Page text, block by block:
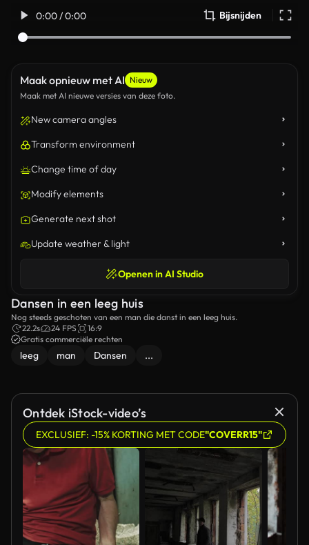
0:00 / 0:00 Bijsnijden
Maak opnieuw met AI Nieuw
Maak met AI nieuwe versies van deze foto.
New camera angles
Transform environment
Change time of day
Modify elements
Generate next shot
Update weather & light
Openen in AI Studio
Dansen in een leeg huis
Nog steeds geschoten van een man die danst in een leeg huis.
22.2s
24 FPS
16:9
Gratis commerciële rechten
leeg man Dansen ...
Ontdek iStock-video’s
EXCLUSIEF: -15% KORTING MET CODE"COVERR15"